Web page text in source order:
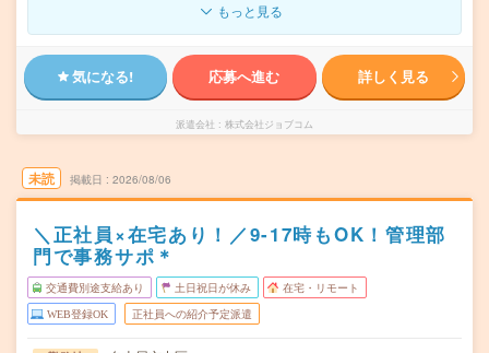
もっと見る
気になる! 応募へ進む 詳しく見る
派遣会社 株式会社ジョブコム
未読 掲載日 2026/08/06
＼正社員×在宅あり！／9-17時もOK！管理部
門で事務サポ＊
交通費別途支給あり 土日祝日が休み 在宅・リモート
WEB登録OK 正社員への紹介予定派遣